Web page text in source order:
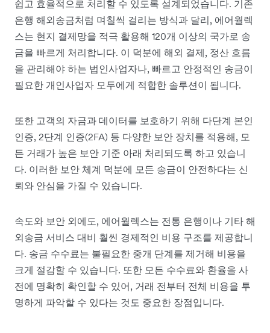
쉽고 효율적으로 처리할 수 있도록 설계되었습니다. 기존
은행 해외송금처럼 며칠씩 걸리는 방식과 달리, 에어월렉
스는 현지 결제망을 적극 활용해 120개 이상의 국가로 송
금을 빠르게 처리합니다. 이 덕분에 해외 결제, 정산 흐름
을 관리해야 하는 법인사업자나, 빠르고 안정적인 송금이
필요한 개인사업자 모두에게 적합한 솔루션이 됩니다.
또한 고객의 자금과 데이터를 보호하기 위해 다단계 본인
인증, 2단계 인증(2FA) 등 다양한 보안 장치를 적용해, 모
든 거래가 높은 보안 기준 아래 처리되도록 하고 있습니
다. 이러한 보안 체계 덕분에 모든 송금이 안전하다는 신
뢰와 안심을 가질 수 있습니다.
속도와 보안 외에도, 에어월렉스는 전통 은행이나 기타 해
외송금 서비스 대비 훨씬 경제적인 비용 구조를 제공합니
다. 송금 수수료는 불필요한 중개 단계를 제거해 비용을
크게 절감할 수 있습니다. 또한 모든 수수료와 환율을 사
전에 명확히 확인할 수 있어, 거래 전부터 전체 비용을 투
명하게 파악할 수 있다는 것도 중요한 장점입니다.